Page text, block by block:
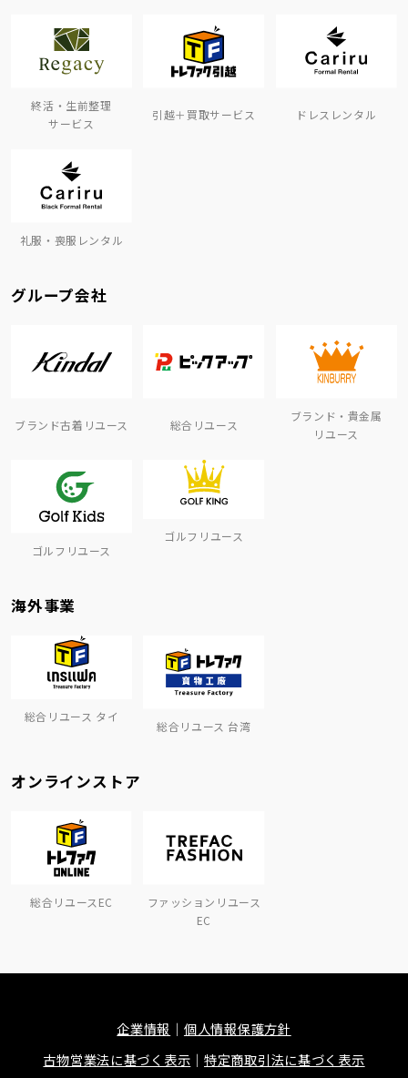
終活・生前整理
サービス
引越＋買取サービス ドレスレンタル
礼服・喪服レンタル
グループ会社
ブランド古着リユース 総合リユース
ブランド・貴金属
リユース
ゴルフリユース
ゴルフリユース
海外事業
総合リユース タイ
総合リユース 台湾
オンラインストア
総合リユースEC
ファッションリユース
EC
企業情報
個人情報保護方針
古物営業法に基づく表示
特定商取引法に基づく表示